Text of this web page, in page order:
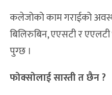
कलेजोको काम गराईको
बिलिरुबिन, एएसटी र एएलटी
पुग्छ ।
फोक्सोलाई सास्ती त छैन ?